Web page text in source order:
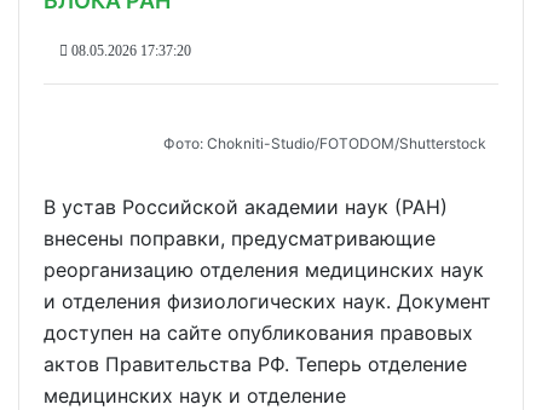
08.05.2026 17:37:20
Фото: Chokniti-Studio/FOTODOM/Shutterstock
В устав Российской академии наук (РАН)
внесены поправки, предусматривающие
реорганизацию отделения медицинских наук
и отделения физиологических наук. Документ
доступен на сайте опубликования правовых
актов Правительства РФ. Теперь отделение
медицинских наук и отделение